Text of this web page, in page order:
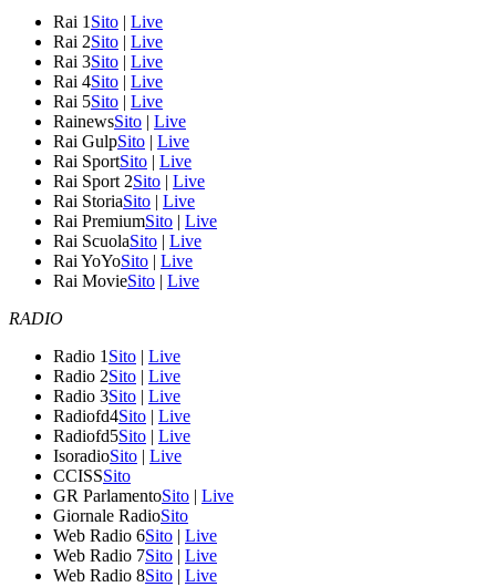
Rai 1 Sito | Live
Rai 2Sito | Live
Rai 3Sito | Live
Rai 4Sito | Live
Rai 5Sito | Live
RainewsSito | Live
Rai GulpSito | Live
Rai SportSito | Live
Rai Sport 2Sito | Live
Rai StoriaSito | Live
Rai PremiumSito | Live
Rai ScuolaSito | Live
Rai YoYoSito | Live
Rai MovieSito | Live
RADIO
Radio 1 Sito | Live
Radio 2Sito | Live
Radio 3Sito | Live
Radiofd4Sito | Live
Radiofd5Sito | Live
IsoradioSito | Live
CCISSSito
GR ParlamentoSito | Live
Giornale RadioSito
Web Radio 6Sito | Live
Web Radio 7Sito | Live
Web Radio 8Sito | Live